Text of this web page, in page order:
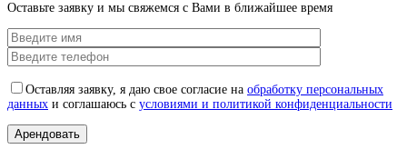
Оставьте заявку и мы свяжемся с Вами в ближайшее время
Оставляя заявку, я даю свое согласие на обработку персональных
данных и соглашаюсь с условиями и политикой конфиденциальности